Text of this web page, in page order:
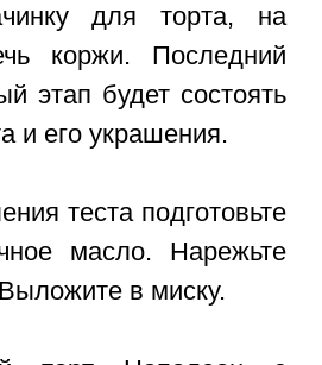
для торта, на
коржи. Последний
этап будет состоять
и его украшения.
теста подготовьте
масло. Нарежьте
в миску.